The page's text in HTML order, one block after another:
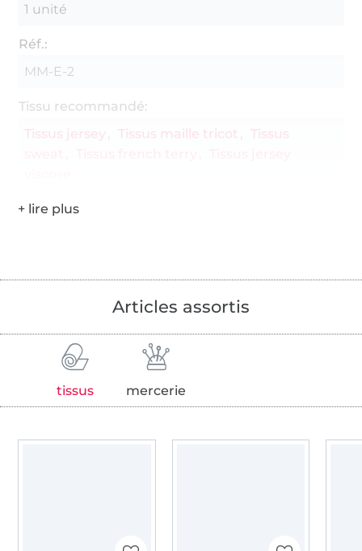
1 unité
Réf.:
MM-E-2
Tissu recommandé:
Tissus jersey
Tissus maille tricot
Tissus
Articles assortis
tissus mercerie